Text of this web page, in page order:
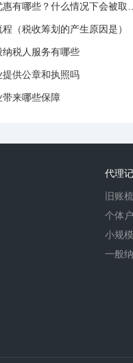
什么情况下会被取消高新技术企业资格？
（税收筹划的产生原因是）
税人服务有哪些
供公章和执照吗
带来哪些保障
代理
旧账
个体
小规
一般